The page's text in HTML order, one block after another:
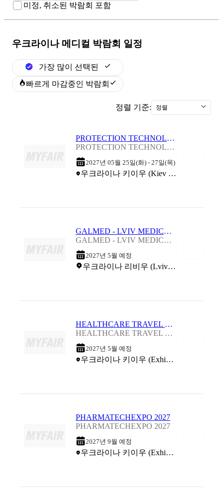
미정, 취소된 박람회 포함
우크라이나 메디컬 박람회 일정
가장 많이 선택된
빠르게 마감중인 박람회
정렬 기준: 정렬
PROTECTION TECHNOLOGIES 2027
PROTECTION TECHNOLOGIES 2027
2027년 05월 25일(화) - 27일(목)
우크라이나 키이우 (Kiev International Exhibition Center)
GALMED - LVIV MEDICAL FORUM 2027
GALMED - LVIV MEDICAL FORUM 2027
2027년 5월 예정
우크라이나 리비우 (Lviv Palace of Arts)
HEALTHCARE TRAVEL EXPO 2027
HEALTHCARE TRAVEL EXPO 2027
2027년 5월 예정
우크라이나 키이우 (Exhibition Centre 'Acco International')
PHARMATECHEXPO 2027
PHARMATECHEXPO 2027
2027년 9월 예정
우크라이나 키이우 (Exhibition Centre 'Acco International')